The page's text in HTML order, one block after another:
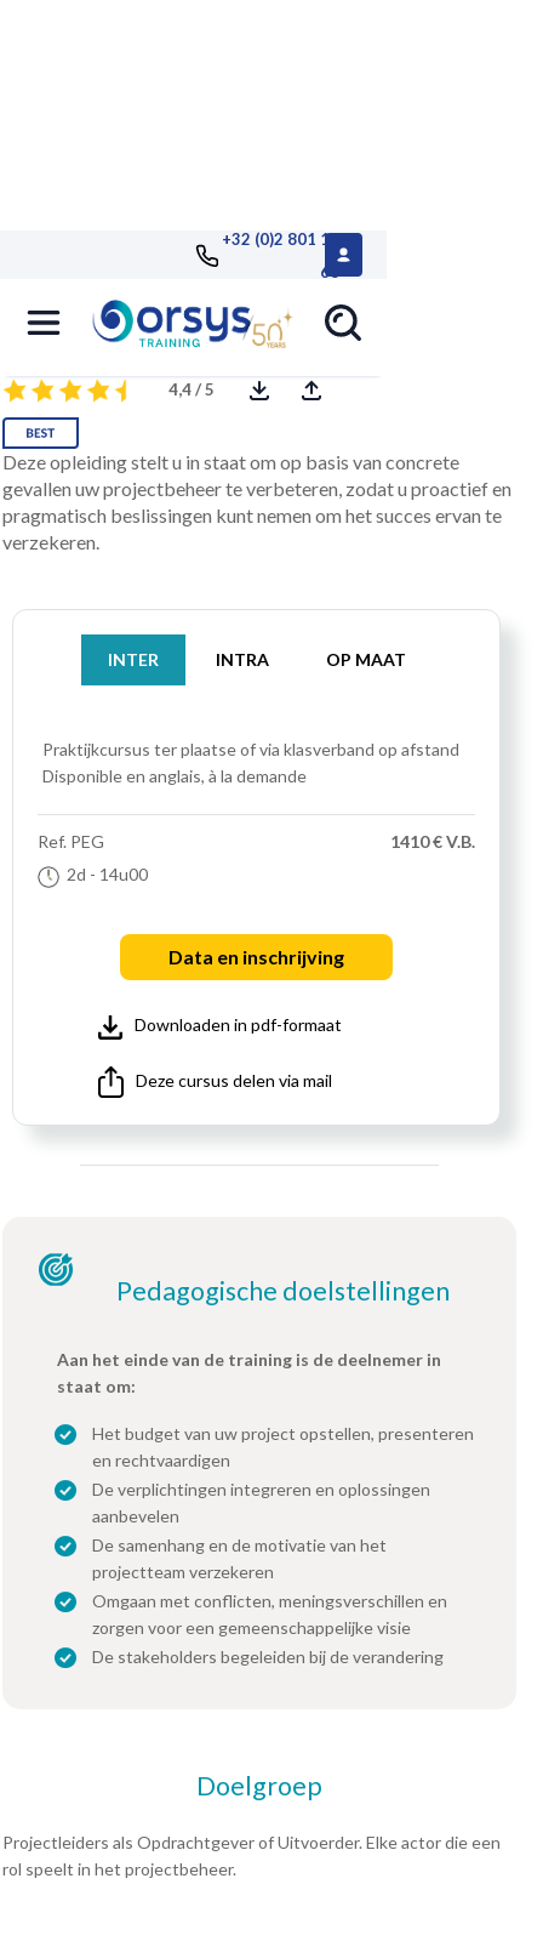
+32 (0)2 801 13
68
Projectbeheer, bijscholing
4,4 / 5
Deze opleiding stelt u in staat om op basis van concrete
gevallen uw projectbeheer te verbeteren, zodat u proactief en
pragmatisch beslissingen kunt nemen om het succes ervan te
verzekeren.
INTER INTRA OP MAAT
Praktijkcursus ter plaatse of via klasverband op afstand
Disponible en anglais, à la demande
Ref. PEG
2d - 14u00
1410 € V.B.
Data en inschrijving
Downloaden in pdf-formaat
Deze cursus delen via mail
Pedagogische doelstellingen
Aan het einde van de training is de deelnemer in
staat om:
Het budget van uw project opstellen, presenteren
en rechtvaardigen
De verplichtingen integreren en oplossingen
aanbevelen
De samenhang en de motivatie van het
projectteam verzekeren
Omgaan met conflicten, meningsverschillen en
zorgen voor een gemeenschappelijke visie
De stakeholders begeleiden bij de verandering
Doelgroep
Projectleiders als Opdrachtgever of Uitvoerder. Elke actor die een
rol speelt in het projectbeheer.